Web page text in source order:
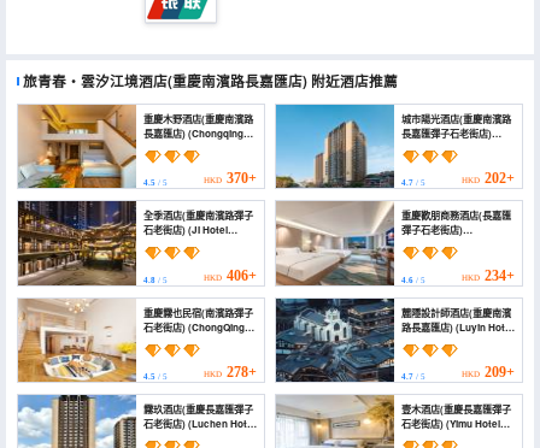
旅青春・雲汐江境酒店(重慶南濱路長嘉匯店) 附近酒店推薦
重慶木野酒店(重慶南濱路
長嘉匯店) (Chongqing
Muye Hotel (Chongqing
Nanbin Road
Changjiahui Branch))
4.5 / 5 HKD 370+
城市陽光酒店(重慶南濱路
長嘉匯彈子石老街店)
(City Sunshine Hotel
(Chongqing Nanbin
Road Changjiahui
Danzishi Old Street))
4.7/ 5 HKD 202+
全季酒店(重慶南濱路彈子
石老街店) (JI Hotel
(Chongqing Nanbin
Road Danzishi Old
4.8 / 5 HKD 406+
重慶歡朋商務酒店(長嘉匯
彈子石老街店)
(Chongqing Huanpeng
Hotel)
4.6/ 5 HKD 234+
重慶霧也民宿(南濱路彈子
石老街店) (ChongQing
WUYE Hotel)
4.5 / 5 HKD 278+
麓隱設計師酒店(重慶南濱
路長嘉匯店) (Luyin Hotel
(Chongqing
Changjiahui))
4.7/ 5 HKD 209+
霧玖酒店(重慶長嘉匯彈子
石老街店) (Luchen Hotel
(Nanbin Road
壹木酒店(重慶長嘉匯彈子
石老街店) (Yimu Hotel
(Chongqing